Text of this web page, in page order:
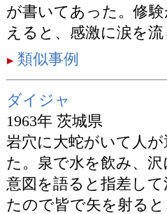
が書いてあった。修
えると、感激に涙を
類似事例
ダイジャ
1963年 茨城県
岩穴に大蛇がいて人
た。泉で水を飲み、
意図を語ると指差し
たので皆で矢を射る